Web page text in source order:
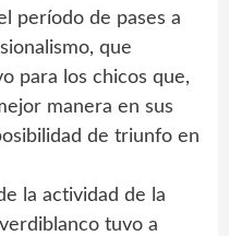
período de pases a
que
para los chicos que,
manera en sus
de triunfo en
la actividad de la
tuvo a